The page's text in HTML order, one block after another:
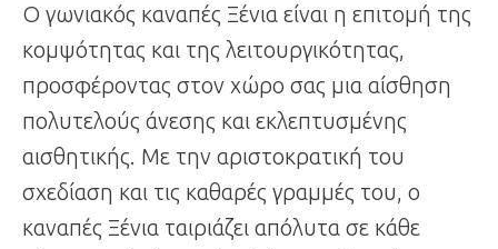
Ο γωνιακός καναπές Ξένια είναι η επιτομή της
κομψότητας και της λειτουργικότητας,
προσφέροντας στον χώρο σας μια αίσθηση
πολυτελούς άνεσης και εκλεπτυσμένης
αισθητικής. Με την αριστοκρατική του
σχεδίαση και τις καθαρές γραμμές του, ο
καναπές Ξένια ταιριάζει απόλυτα σε κάθε